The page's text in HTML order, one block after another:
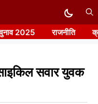
2025 राजनीति
सवार युवक